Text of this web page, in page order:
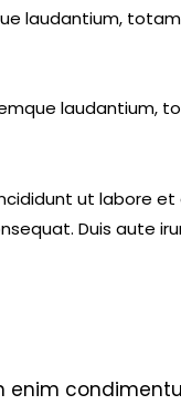
laudantium,
laudantium,
ut labore
Duis aute